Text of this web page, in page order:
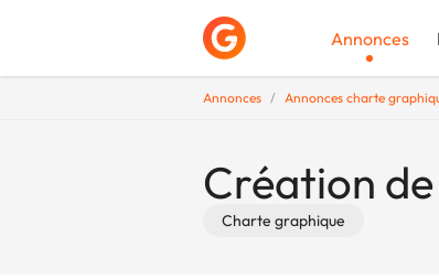
Annonces
Annonces Annonces charte
Création
Charte graphique